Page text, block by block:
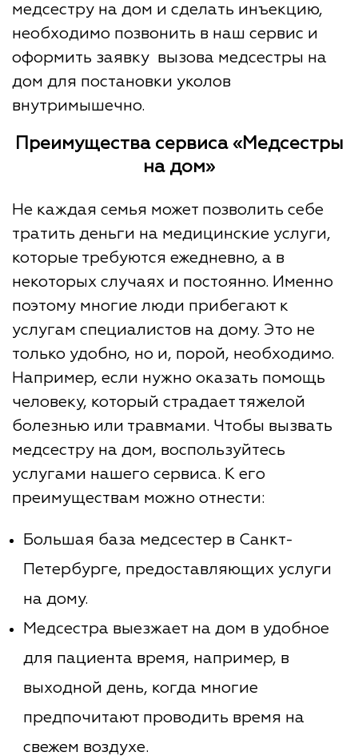
медсестру на дом и сделать инъекцию,
необходимо позвонить в наш сервис и
оформить заявку вызова медсестры на
дом для постановки уколов
внутримышечно.
Преимущества сервиса «Медсестры
на дом»
Не каждая семья может позволить себе
тратить деньги на медицинские услуги,
которые требуются ежедневно, а в
некоторых случаях и постоянно. Именно
поэтому многие люди прибегают к
услугам специалистов на дому. Это не
только удобно, но и, порой, необходимо.
Например, если нужно оказать помощь
человеку, который страдает тяжелой
болезнью или травмами. Чтобы вызвать
медсестру на дом, воспользуйтесь
услугами нашего сервиса. К его
преимуществам можно отнести:
Большая база медсестер в Санкт-
Петербурге, предоставляющих услуги
на дому.
Медсестра выезжает на дом в удобное
для пациента время, например, в
выходной день, когда многие
предпочитают проводить время на
свежем воздухе.